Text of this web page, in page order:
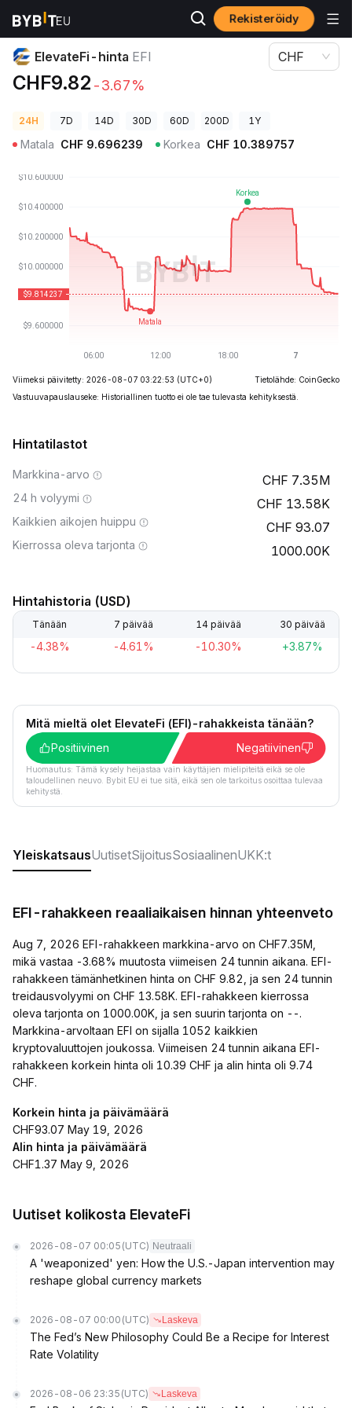
Rekisteröidy
Kryptohinnat
ElevateFi-hinta EFI
CHF9.82 -3.67%
CHF
24H 7D 14D 30D 60D 200D 1Y
Matala CHF 9.696239 Korkea CHF 10.389757
Viimeksi päivitetty: 2026-08-07 03:22:53 (UTC+0)
Tietolähde: CoinGecko
Vastuuvapauslauseke: Historiallinen tuotto ei ole tae tulevasta kehityksestä.
Hintatilastot
Markkina-arvo 7.35M
24 h volyymi 13.58K
Kaikkien aikojen huippu 93.07
Kierrossa oleva tarjonta 1000.00K
Hintahistoria (USD)
Tänään 7 päivää 14 päivää 30 päivää
-4.38% -4.61% -10.30% +3.87%
Mitä mieltä olet ElevateFi (EFI)-rahakkeista tänään?
Positiivinen
Negatiivinen
Huomautus: Tämä kysely heijastaa vain käyttäjien mielipiteitä eikä se ole
taloudellinen neuvo. Bybit EU ei tue sitä, eikä sen ole tarkoitus osoittaa tulevaa
kehitystä.
YleiskatsausUutisetSijoitusSosiaalinenUKK:t
EFI-rahakkeen reaaliaikaisen hinnan yhteenveto
Aug 7, 2026 EFI-rahakkeen markkina-arvo on CHF7.35M,
mikä vastaa -3.68% muutosta viimeisen 24 tunnin aikana. EFI-
rahakkeen tämänhetkinen hinta on CHF 9.82, ja sen 24 tunnin
treidausvolyymi on CHF 13.58K. EFI-rahakkeen kierrossa
oleva tarjonta on 1000.00K, ja sen suurin tarjonta on --.
Markkina-arvoltaan EFI on sijalla 1052 kaikkien
kryptovaluuttojen joukossa. Viimeisen 24 tunnin aikana EFI-
rahakkeen korkein hinta oli 10.39 CHF ja alin hinta oli 9.74
CHF.
Korkein hinta ja päivämäärä
CHF93.07 May 19, 2026
Alin hinta ja päivämäärä
CHF1.37 May 9, 2026
Uutiset kolikosta ElevateFi
2026-08-07 00:05 (UTC) Neutraali
A 'weaponized' yen: How the U.S.-Japan intervention may
reshape global currency markets
2026-08-07 00:00 (UTC) Laskeva
The Fed’s New Philosophy Could Be a Recipe for Interest
Rate Volatility
2026-08-06 23:35 (UTC) Laskeva